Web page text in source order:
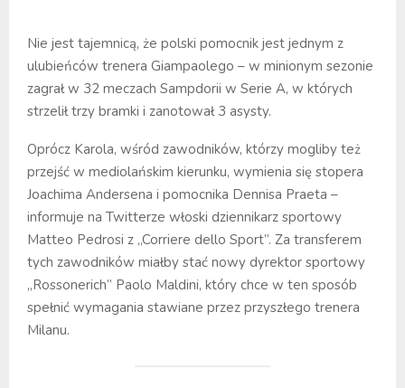
Nie jest tajemnicą, że polski pomocnik jest jednym z
ulubieńców trenera Giampaolego – w minionym sezonie
zagrał w 32 meczach Sampdorii w Serie A, w których
strzelił trzy bramki i zanotował 3 asysty.
Oprócz Karola, wśród zawodników, którzy mogliby też
przejść w mediolańskim kierunku, wymienia się stopera
Joachima Andersena i pomocnika Dennisa Praeta –
informuje na Twitterze włoski dziennikarz sportowy
Matteo Pedrosi z „Corriere dello Sport”. Za transferem
tych zawodników miałby stać nowy dyrektor sportowy
„Rossonerich” Paolo Maldini, który chce w ten sposób
spełnić wymagania stawiane przez przyszłego trenera
Milanu.